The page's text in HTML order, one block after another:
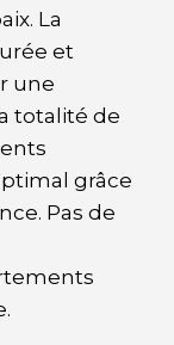
La
et
une
totalité de
grâce
Pas de